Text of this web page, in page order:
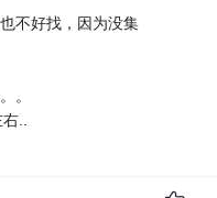
不好找，因为没集
。
右..